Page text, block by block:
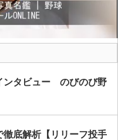
ンタビュー のびのび野
徹底解析【リリーフ投手